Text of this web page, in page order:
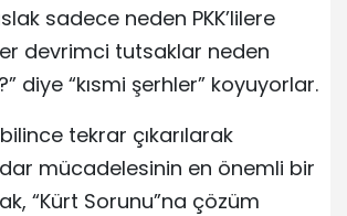
sadece neden PKK’lilere
devrimci tutsaklar neden
diye “kısmi şerhler” koyuyorlar.
tekrar çıkarılarak
mücadelesinin en önemli bir
“Kürt Sorunu”na çözüm